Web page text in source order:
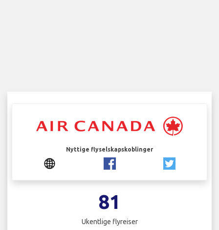
Nyttige flyselskapskoblinger
81
Ukentlige flyreiser